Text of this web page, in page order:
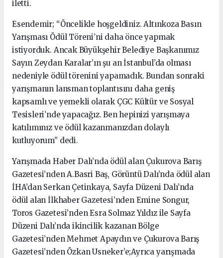
iletti.
Esendemir; “Öncelikle hoşgeldiniz. Altınkoza Basın
Yarışması Ödül Töreni’ni daha önce yapmak
istiyorduk. Ancak Büyükşehir Belediye Başkanımız
Sayın Zeydan Karalar’ın şu an İstanbul’da olması
nedeniyle ödül törenini yapamadık. Bundan sonraki
yarışmanın lansman toplantısını daha geniş
kapsamlı ve yemekli olarak ÇGC Kültür ve Sosyal
Tesisleri’nde yapacağız. Ben hepinizi yarışmaya
katılımınız ve ödül kazanmanızdan dolaylı
kutluyorum” dedi.
Yarışmada Haber Dalı’nda ödül alan Çukurova Barış
Gazetesi’nden A.Basri Baş, Görüntü Dalı’nda ödül alan
İHA’dan Serkan Çetinkaya, Sayfa Düzeni Dalı’nda
ödül alan İlkhaber Gazetesi’nden Emine Songur,
Toros Gazetesi’nden Esra Solmaz Yıldız ile Sayfa
Düzeni Dalı’nda ikincilik kazanan Bölge
Gazetesi’nden Mehmet Apaydın ve Çukurova Barış
Gazetesi’nden Özkan Usneker’e;Ayrıca yarışmada